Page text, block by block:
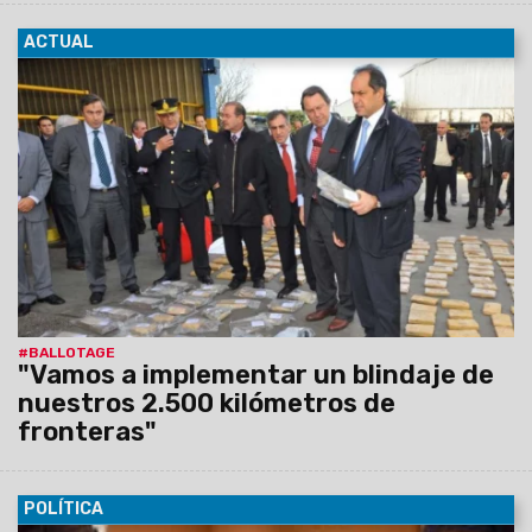
ACTUAL
#BALLOTAGE
"Vamos a implementar un blindaje de
nuestros 2.500 kilómetros de
fronteras"
04/11/2015 El candidato a presidente del Frente para la
Victoria, Daniel Scioli prometió un "blindaje de las fronteras"
para combatir al narcotráfico, además anunció el refuerzo de
los escudos Norte y Noroeste con efectivos de las fuerzas
de seguridad y de las Fuerzas Armadas.
POLÍTICA